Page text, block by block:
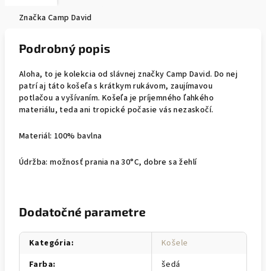
Značka Camp David
Podrobný popis
Aloha, to je kolekcia od slávnej značky Camp David. Do nej
patrí aj táto košeľa s krátkym rukávom, zaujímavou
potlačou a vyšívaním. Košeľa je príjemného ľahkého
materiálu, teda ani tropické počasie vás nezaskočí.
Materiál: 100% bavlna
Údržba: možnosť prania na 30°C, dobre sa žehlí
Dodatočné parametre
Kategória:
Košele
Farba: šedá